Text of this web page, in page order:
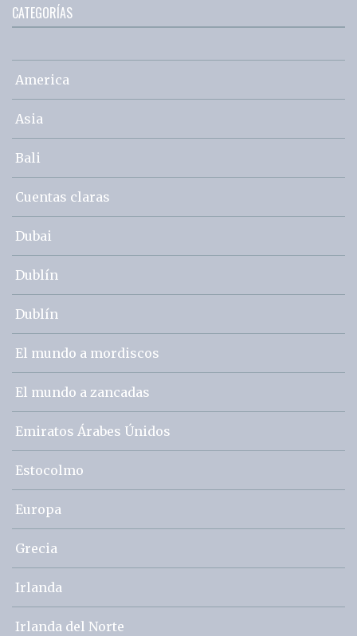
CATEGORÍAS
America
Asia
Bali
Cuentas claras
Dubai
Dublín
Dublín
El mundo a mordiscos
El mundo a zancadas
Emiratos Árabes Únidos
Estocolmo
Europa
Grecia
Irlanda
Irlanda del Norte